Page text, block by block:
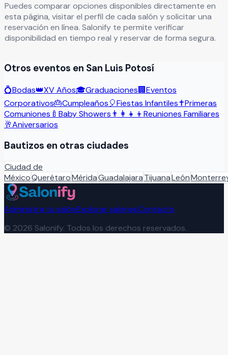
Puedes comparar opciones disponibles directamente en
esta página, visitar el perfil de cada salón y solicitar una
reservación en línea. Salonify te permite verificar
disponibilidad en tiempo real y reservar de forma segura.
Otros eventos en San Luis Potosí
💍Bodas👑XV Años🎓Graduaciones🏢Eventos
Corporativos🎂Cumpleaños🎈Fiestas Infantiles✝️Primeras
Comuniones 🍼 Baby Showers 👨‍👩‍👧‍👦 Reuniones Familiares
🥂Aniversarios
Bautizos en otras ciudades
Ciudad de
MéxicoQuerétaroMéridaGuadalajaraTijuanaLeón
Administra tu salónExplorar salonesContacto
© 2026 Salonify. Todos los derechos reservados.